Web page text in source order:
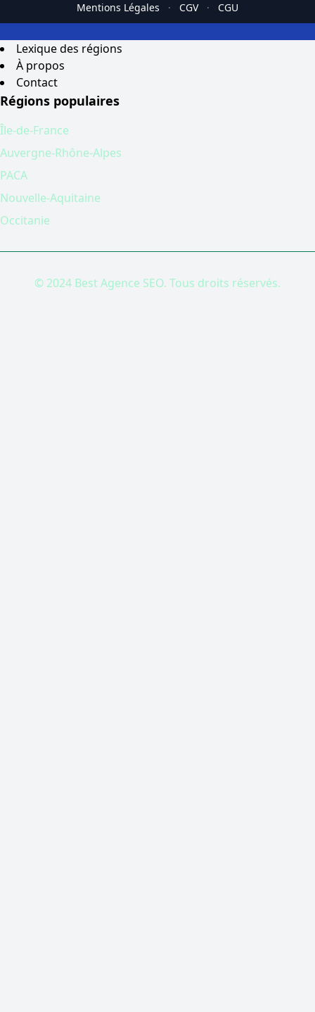
Mentions Légales · CGV · CGU
Lexique des régions
À propos
Contact
Régions populaires
Île-de-France
Auvergne-Rhône-Alpes
PACA
Nouvelle-Aquitaine
Occitanie
© 2024 Best Agence SEO. Tous droits réservés.